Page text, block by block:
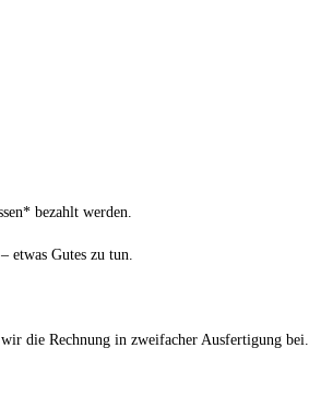
bezahlt werden.
etwas Gutes zu tun.
die Rechnung in zweifacher Ausfertigung bei.